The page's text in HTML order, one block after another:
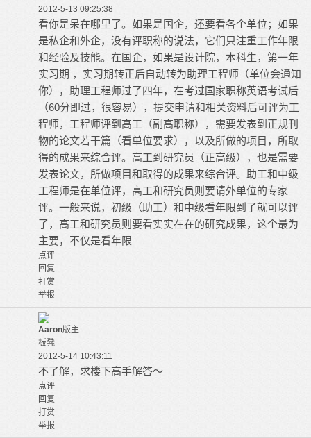
2012-5-13 09:25:38
看你是呆在哪里了。如果是国企，还要看各个单位；如果
是私企和外企，没有评职称的说法，它们只注重工作年限
和经验及技能。在国企，如果是设计院，本科生，第一年
实习期 ，实习期转正后自动转为助理工程师（单位会通知
你），助理工程师过了四年，在考过国家职称英语考试后
（60分即过，很容易），提交申请和相关资料后可评为工
程师，工程师评到高工（副高职称），需要发表到正规刊
物的论文若干篇（看单位要求），以及所做的项目，所取
得的成果来综合评。高工到研究员（正高级），也是需要
发表论文，所做项目和取得的成果来综合评。助工和中级
工程师是在单位评，高工和研究员则要请外单位的专家
评。一般来说，初级（助工）和中级看年限到了就可以评
了，高工和研究员则要看实实在在的研究成果，这个最为
主要，不仅是看年限
点评
回复
打赏
举报
Aaron版主
板凳
2012-5-14 10:43:11
不了解，求楼下高手解答～
点评
回复
打赏
举报